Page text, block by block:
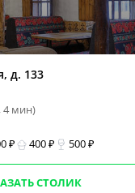
д. 133
4 мин)
₽ 400 ₽ 500 ₽
СТОЛИК